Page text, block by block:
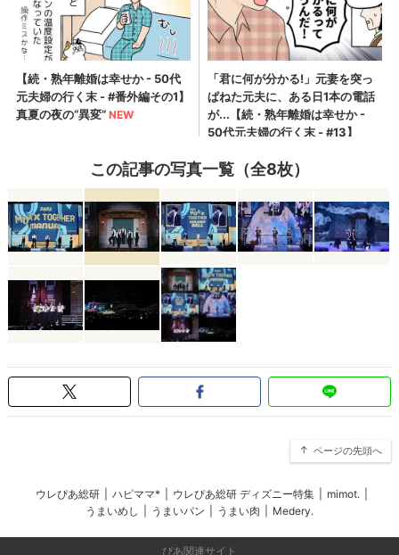
この記事の写真一覧（全8枚）
ページの先頭へ
ウレぴあ総研 ハピママ* ウレぴあ総研 ディズニー特集 mimot.
うまいめし
うまいパン うまい肉 Medery.
ぴあ関連サイト